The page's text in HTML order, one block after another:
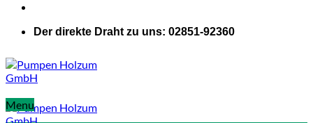
Der direkte Draht zu uns: 02851-92360
Menu